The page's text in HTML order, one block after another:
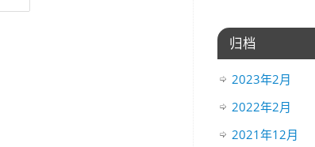
归档
2023年2月
2022年2月
2021年12月